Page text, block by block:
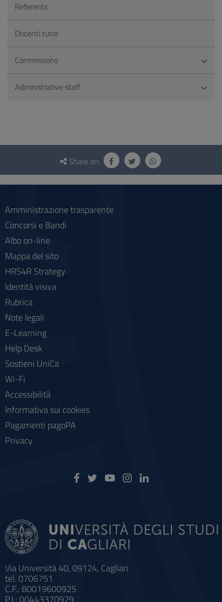
Referents
Docenti tutor
Commissions
Administrative staff
Questionnaire
social
Share on:
Via Università 40, 09124, Cagliari
tel. 0706751
C.F.: 80019600925
P.I.: 00443370929
Amministrazione trasparente
Concorsi e Bandi
Albo on-line
Mappa del sito
HRS4R Strategy
Identità visiva
Rubrica
Note legali
E-Learning
Help Desk
Sostieni UniCa
Wi-Fi
Accessibilità
Informativa sui cookies
Pagamenti pagoPA
Privacy